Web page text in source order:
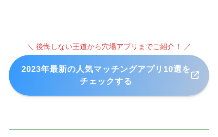
＼ 後悔しない王道から穴場アプリまでご紹介！ ／
2023年最新の人気マッチングアプリ10選を
チェックする